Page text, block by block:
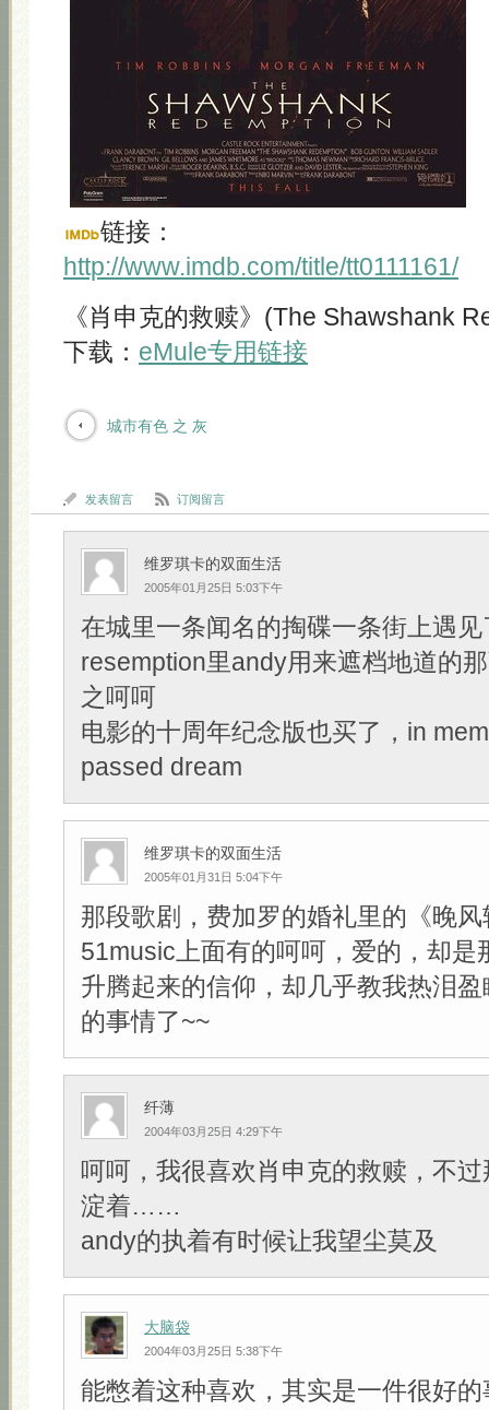
链接：
http://www.imdb.com/title/tt0111161/
《肖申克的救赎》(The Shawshank
下载： eMule专用链接
城市有色 之 灰
发表留言 订阅留言
维罗琪卡的双面生活
2005年01月25日 5:03下午
在城里一条闻名的掏碟一条街上遇见
resemption里andy用来遮档地道的
之呵呵
电影的十周年纪念版也买了，in
passed dream
维罗琪卡的双面生活
2005年01月31日 5:04下午
那段歌剧，费加罗的婚礼里的《晚
51music上面有的呵呵，爱的，却是
升腾起来的信仰，却几乎教我热泪
的事情了~~
纤薄
2004年03月25日 4:29下午
呵呵，我很喜欢肖申克的救赎，不
淀着……
andy的执着有时候让我望尘莫及
大脑袋
2004年03月25日 5:38下午
能憋着这种喜欢，其实是一件很好